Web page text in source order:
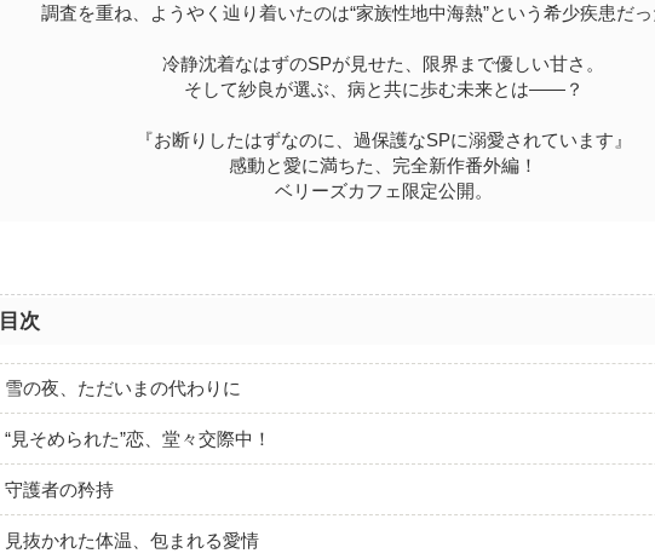
調査を重ね、ようやく辿り着いたのは“家族性地中海熱”という希少疾患だ
冷静沈着なはずのSPが見せた、限界まで優しい甘さ。
そして紗良が選ぶ、病と共に歩む未来とは――？
『お断りしたはずなのに、過保護なSPに溺愛されています』
感動と愛に満ちた、完全新作番外編！
ベリーズカフェ限定公開。
目次
雪の夜、ただいまの代わりに
“見そめられた”恋、堂々交際中！
守護者の矜持
見抜かれた体温、包まれる愛情